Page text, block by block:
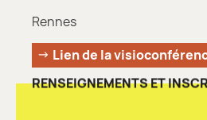
Rennes
Lien de la
RENSEIGNEMENTS ET